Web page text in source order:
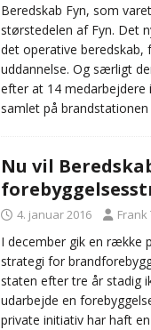
Beredskab Fyn, som
størstedelen af Fyn. Det
det operative beredskab,
uddannelse. Og særligt
efter at 14 medarbejdere
samlet på brandstationen
Nu vil
4. januar 2016 Frank
I december gik en række
strategi for
staten efter tre år stadig
udarbejde en
private initiativ har haft